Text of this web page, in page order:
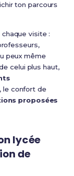
ton parcours
visite :
peux même
celui plus haut,
, le confort de
proposées
lycée
de